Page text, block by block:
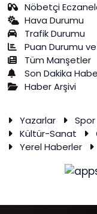
Nöbetçi
Hava Durumu
Trafik Durumu
Puan Durumu
Tüm Manşetler
Son Dakika
Haber Arşivi
Yazarlar Spor
Kültür-Sanat
Yerel Haberler